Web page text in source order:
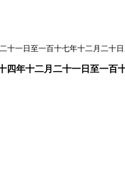
一日至一百十七年十二月二十日
四年十二月二十一日至一百